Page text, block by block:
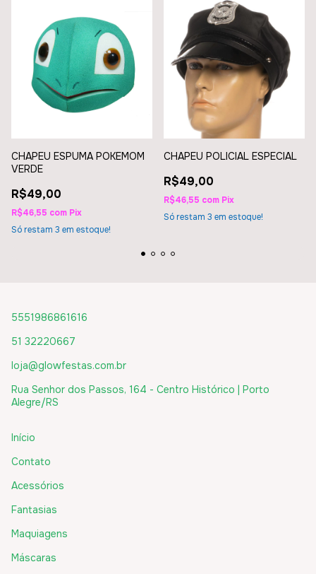
CHAPEU ESPUMA POKEMOM
VERDE
R$49,00
R$46,55 com Pix
Só restam 3 em estoque!
CHAPEU POLICIAL ESPECIAL
R$49,00
R$46,55 com Pix
Só restam 3 em estoque!
5551986861616
51 32220667
loja@glowfestas.com.br
Rua Senhor dos Passos, 164 - Centro Histórico | Porto
Alegre/RS
Início
Contato
Acessórios
Fantasias
Maquiagens
Máscaras